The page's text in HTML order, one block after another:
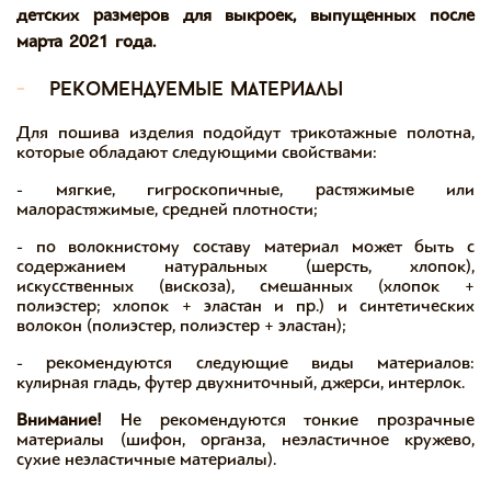
детских размеров для выкроек, выпущенных после
марта 2021 года.
-
рекомендуемые материалы
Для пошива изделия подойдут трикотажные полотна,
которые обладают следующими свойствами:
- мягкие, гигроскопичные, растяжимые или
малорастяжимые, средней плотности;
- по волокнистому составу материал может быть с
содержанием натуральных (шерсть, хлопок),
искусственных (вискоза), смешанных (хлопок +
полиэстер; хлопок + эластан и пр.) и синтетических
волокон (полиэстер, полиэстер + эластан);
- рекомендуются следующие виды материалов:
кулирная гладь, футер двухниточный, джерси, интерлок.
Внимание! Не рекомендуются тонкие прозрачные
материалы (шифон, органза, неэластичное кружево,
сухие неэластичные материалы).